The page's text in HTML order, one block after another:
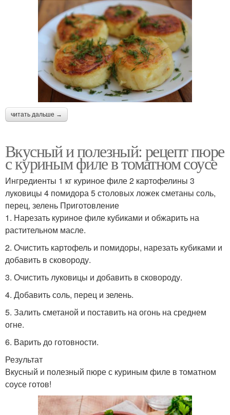
читать дальше →
Вкусный и полезный: рецепт пюре
с куриным филе в томатном соусе
Ингредиенты 1 кг куриное филе 2 картофелины 3
луковицы 4 помидора 5 столовых ложек сметаны соль,
перец, зелень Приготовление
1. Нарезать куриное филе кубиками и обжарить на
растительном масле.
2. Очистить картофель и помидоры, нарезать кубиками и
добавить в сковороду.
3. Очистить луковицы и добавить в сковороду.
4. Добавить соль, перец и зелень.
5. Залить сметаной и поставить на огонь на среднем
огне.
6. Варить до готовности.
Результат
Вкусный и полезный пюре с куриным филе в томатном
соусе готов!